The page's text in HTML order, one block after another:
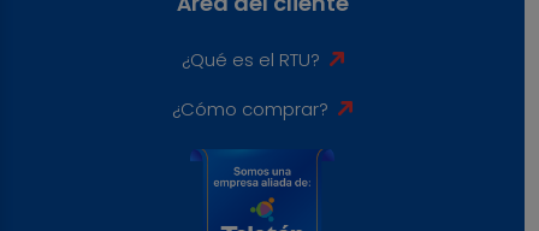
¿Qué es el RTU?
¿Cómo comprar?